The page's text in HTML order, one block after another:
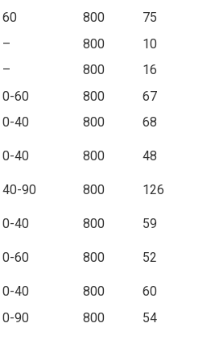
60 800
75
– 800
10
– 800
16
0-60 800
67
0-40 800 68
0-40 800 48
40-90 800 126
0-40 800 59
0-60 800 52
0-40 800
60
0-90 800 54